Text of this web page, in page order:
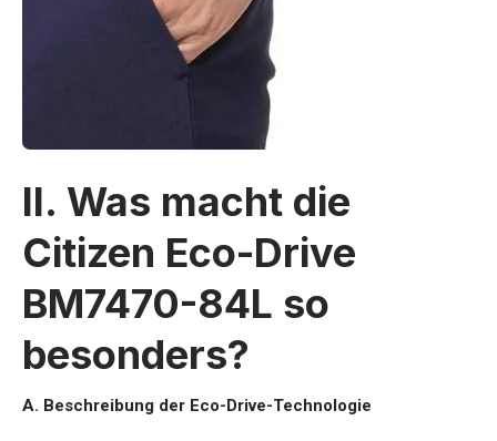
II. Was macht die
Citizen Eco-Drive
BM7470-84L so
besonders?
A. Beschreibung der Eco-Drive-Technologie